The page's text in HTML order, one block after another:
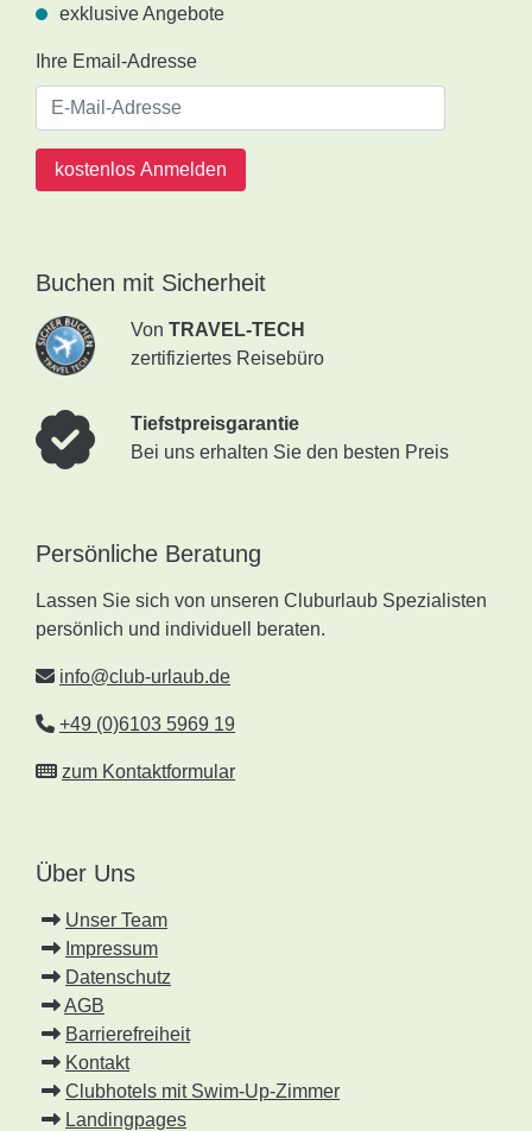
exklusive Angebote
Ihre Email-Adresse
kostenlos Anmelden
Buchen mit Sicherheit
Von TRAVEL-TECH
zertifiziertes Reisebüro
Tiefstpreisgarantie
Bei uns erhalten Sie den besten Preis
Persönliche Beratung
Lassen Sie sich von unseren Cluburlaub Spezialisten
persönlich und individuell beraten.
info@club-urlaub.de
+49 (0)6103 5969 19
zum Kontaktformular
Über Uns
Unser Team
Impressum
Datenschutz
AGB
Barrierefreiheit
Kontakt
Clubhotels mit Swim-Up-Zimmer
Landingpages